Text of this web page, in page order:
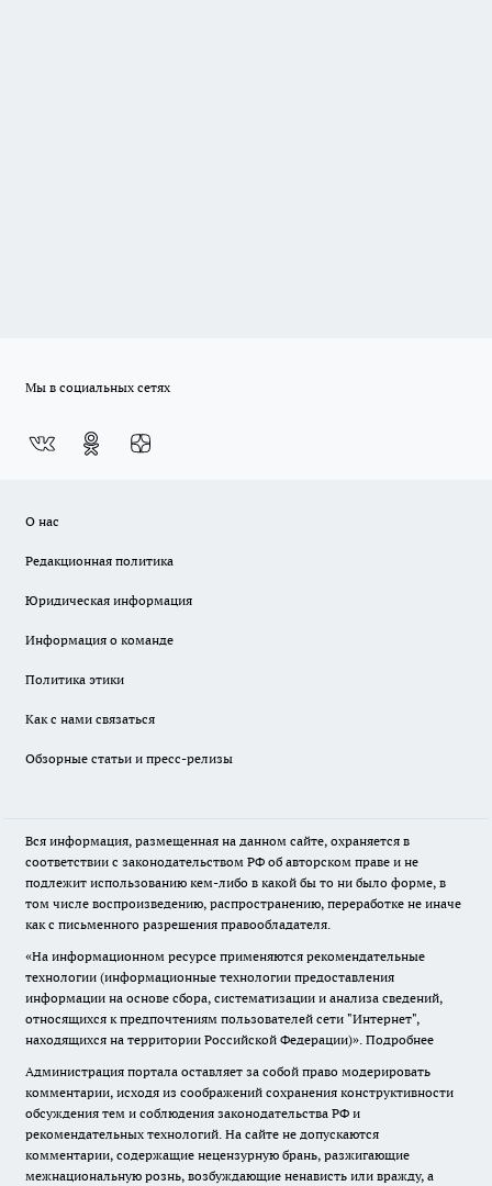
Мы в социальных сетях
О нас
Редакционная политика
Юридическая информация
Информация о команде
Политика этики
Как с нами связаться
Обзорные статьи и пресс-релизы
Вся информация, размещенная на данном сайте, охраняется в
соответствии с законодательством РФ об авторском праве и не
подлежит использованию кем-либо в какой бы то ни было форме, в
том числе воспроизведению, распространению, переработке не иначе
как с письменного разрешения правообладателя.
«На информационном ресурсе применяются рекомендательные
технологии (информационные технологии предоставления
информации на основе сбора, систематизации и анализа сведений,
относящихся к предпочтениям пользователей сети "Интернет",
находящихся на территории Российской Федерации)». Подробнее
Администрация портала оставляет за собой право модерировать
комментарии, исходя из соображений сохранения конструктивности
обсуждения тем и соблюдения законодательства РФ и
рекомендательных технологий. На сайте не допускаются
комментарии, содержащие нецензурную брань, разжигающие
межнациональную рознь, возбуждающие ненависть или вражду, а